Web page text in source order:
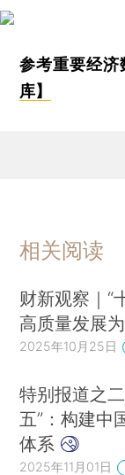
参考重要经济
库】
相关阅读
财新观察｜“
高质量发展
2025年10月25日
特别报道之
五”：构建中
体系
2025年11月01日